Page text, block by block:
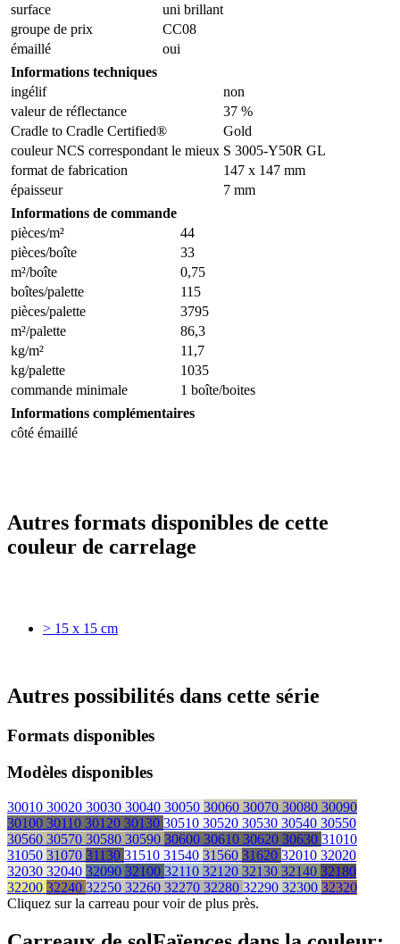
surface
uni brillant
groupe de prix
CC08
émaillé
oui
Informations techniques
ingélif
non
valeur de réflectance
37 %
Cradle to Cradle Certified®
Gold
couleur NCS correspondant le mieux S 3005-Y50R GL
format de fabrication
147 x 147 mm
épaisseur
7 mm
Informations de commande
pièces/m²
44
pièces/boîte
33
m²/boîte
0,75
boîtes/palette
115
pièces/palette
3795
m²/palette
86,3
kg/m²
11,7
kg/palette
1035
commande minimale
1 boîte/boites
Informations complémentaires
côté émaillé
Autres formats disponibles de cette
couleur de carrelage
> 15 x 15 cm
Autres possibilités dans cette série
Formats disponibles
Modèles disponibles
30010 30020 30030 30040 30050 30060 30070 30080 30090
30100 30110 30120 30130 30510 30520 30530 30540 30550
30560 30570 30580 30590 30600 30610 30620 30630 31010
31050 31070 31130 31510 31540 31560 31620 32010 32020
32030 32040 32090 32100 32110 32120 32130 32140 32180
32200 32240 32250 32260 32270 32280 32290 32300 32320
Cliquez sur la carreau pour voir de plus près.